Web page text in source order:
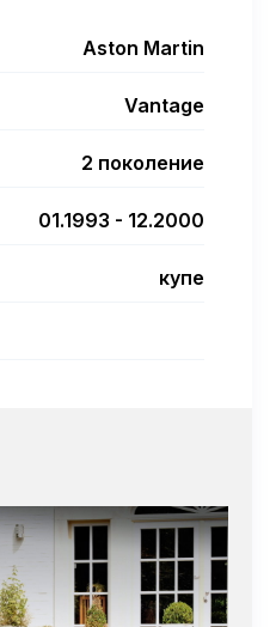
Aston Martin
Vantage
2 поколение
01.1993 - 12.2000
купе